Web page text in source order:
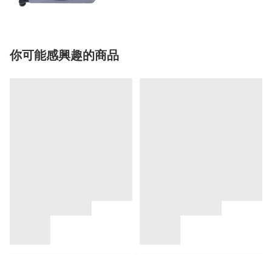
你可能感興趣的商品